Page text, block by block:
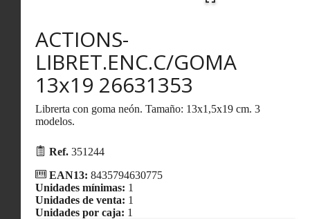
ACTIONS-
LIBRET.ENC.C/GOMA
13x19 26631353
Librerta con goma neón. Tamaño: 13x1,5x19 cm. 3
modelos.
Ref. 351244
EAN13: 8435794630775
Unidades mínimas: 1
Unidades de venta: 1
Unidades por caja: 1